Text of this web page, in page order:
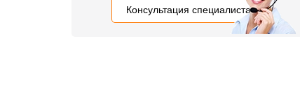
Консультация специалиста